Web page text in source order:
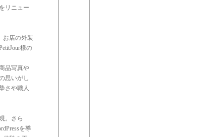
リニュー
お店の外装
様の
品写真や
思いがし
さや職人
。さら
を導